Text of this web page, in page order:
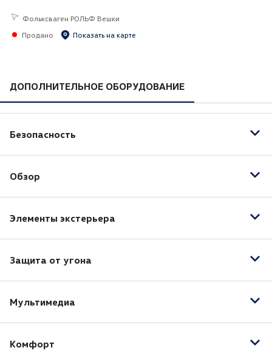
ДОПОЛНИТЕЛЬНОЕ ОБОРУДОВАНИЕ
Безопасность
Система стабилизации (ESP)
Подушка безопасности водителя
Подушки безопасности боковые задние
Обзор
Датчик дождя
Датчик света
Противотуманные фары
Элементы экстерьера
Электропривод зеркал
Электроскладывание зеркал
Аэрография
Защита от угона
Иммобилайзер
Мультимедиа
USB
Комфорт
Фольксваген РОЛЬФ Вешки
Продано
Показать на карте